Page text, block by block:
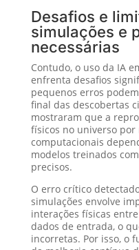
Desafios e
simulações e
necessárias
Contudo, o uso da IA
enfrenta desafios
pequenos erros
final das descobertas
mostraram que a
físicos no universo por
computacionais
modelos treinados
precisos.
O erro crítico
simulações envolve
interações físicas
dados de entrada, o
incorretas. Por isso, o